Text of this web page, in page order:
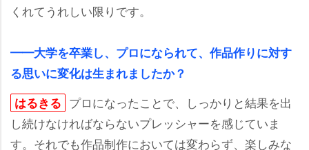
くれてうれしい限りです。
━━大学を卒業し、プロになられて、作品作りに対す
る思いに変化は生まれましたか？
はるきる プロになったことで、しっかりと結果を出
し続けなければならないプレッシャーを感じていま
す。それでも作品制作においては変わらず、楽しみな